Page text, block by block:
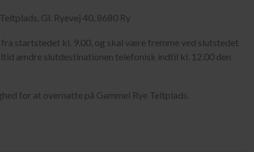
Gl. Ryevej 40, 8680 Ry
startstedet kl. 9.00, og skal være fremme ved slutstedet
ændre slutdestinationen telefonisk indtil kl. 12.00 den
for at overnatte på Gammel Rye Teltplads.